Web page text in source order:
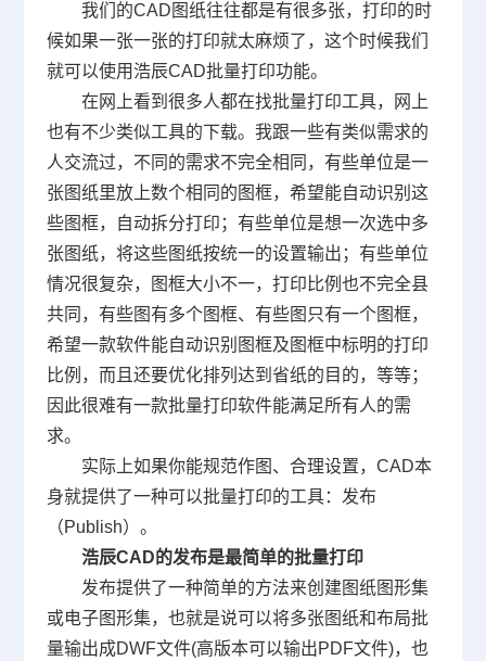
我们的CAD 图纸往往都是有很多张，打印的时
候如果一张一张的打印就太麻烦了，这个时候我们
就可以使用浩辰CAD批量打印功能。
在网上看到很多人都在找批量打印工具，网上
也有不少类似工具的下载。我跟一些有类似需求的
人交流过，不同的需求不完全相同，有些单位是一
张图纸里放上数个相同的图框，希望能自动识别这
些图框，自动拆分打印；有些单位是想一次选中多
张图纸，将这些图纸按统一的设置输出；有些单位
情况很复杂，图框大小不一，打印比例也不完全县
共同，有些图有多个图框、有些图只有一个图框，
希望一款软件能自动识别图框及图框中标明的打印
比例，而且还要优化排列达到省纸的目的，等等；
因此很难有一款批量打印软件能满足所有人的需
求。
实际上如果你能规范作图、合理设置， CAD本
身就提供了一种可以批量打印的工具：发布
（ Publish）。
浩辰CAD 的发布是最简单的批量打印
发布提供了一种简单的方法来创建图纸图形集
或电子图形集，也就是说可以将多张图纸和布局批
量输出成DWF文件(高版本可以输出PDF文件)，也